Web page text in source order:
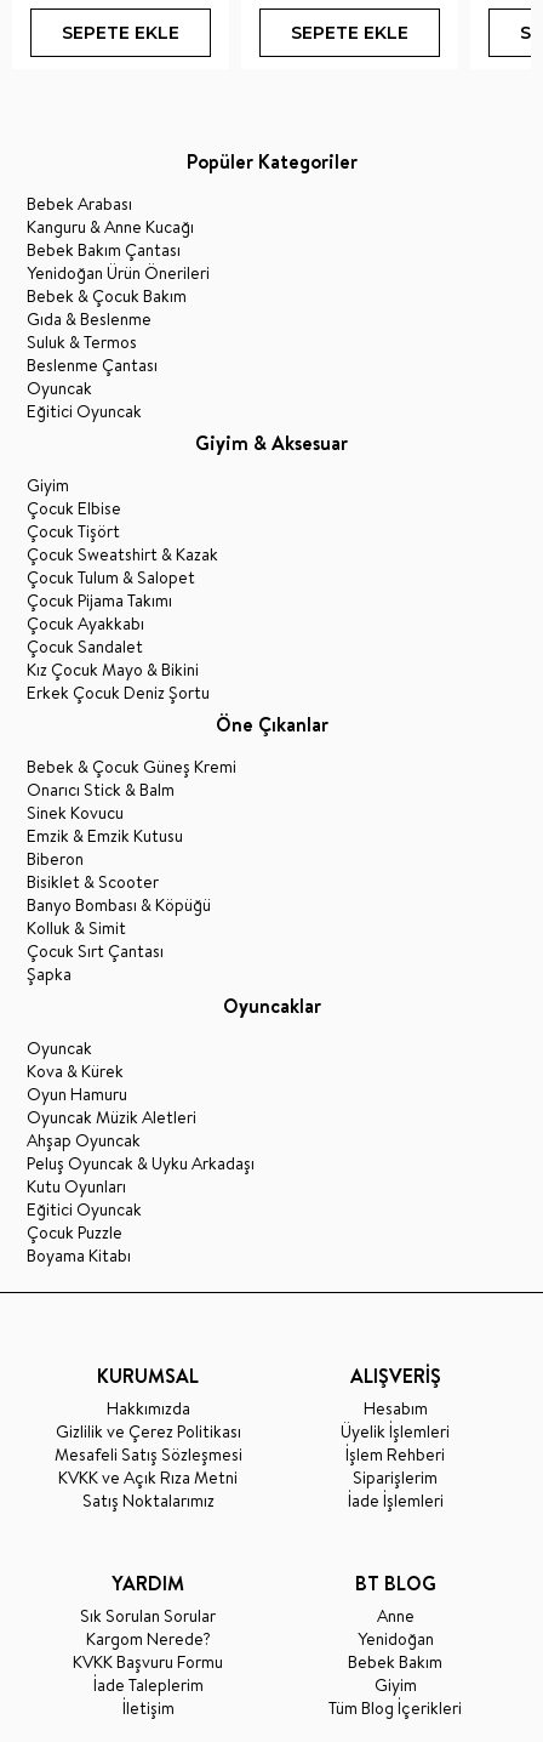
SEPETE EKLE
SEPETE EKLE
Popüler Kategoriler
Bebek Arabası
Kanguru & Anne Kucağı
Bebek Bakım Çantası
Yenidoğan Ürün Önerileri
Bebek & Çocuk Bakım
Gıda & Beslenme
Suluk & Termos
Beslenme Çantası
Oyuncak
Eğitici Oyuncak
Giyim & Aksesuar
Giyim
Çocuk Elbise
Çocuk Tişört
Çocuk Sweatshirt & Kazak
Çocuk Tulum & Salopet
Çocuk Pijama Takımı
Çocuk Ayakkabı
Çocuk Sandalet
Kız Çocuk Mayo & Bikini
Erkek Çocuk Deniz Şortu
Öne Çıkanlar
Bebek & Çocuk Güneş Kremi
Onarıcı Stick & Balm
Sinek Kovucu
Emzik & Emzik Kutusu
Biberon
Bisiklet & Scooter
Banyo Bombası & Köpüğü
Kolluk & Simit
Çocuk Sırt Çantası
Şapka
Oyuncaklar
Oyuncak
Kova & Kürek
Oyun Hamuru
Oyuncak Müzik Aletleri
Ahşap Oyuncak
Peluş Oyuncak & Uyku Arkadaşı
Kutu Oyunları
Eğitici Oyuncak
Çocuk Puzzle
Boyama Kitabı
KURUMSAL
Hakkımızda
Gizlilik ve Çerez Politikası
Mesafeli Satış Sözleşmesi
KVKK ve Açık Rıza Metni
Satış Noktalarımız
ALIŞVERİŞ
Hesabım
Üyelik İşlemleri
İşlem Rehberi
Siparişlerim
İade İşlemleri
YARDIM
Sık Sorulan Sorular
Kargom Nerede?
KVKK Başvuru Formu
İade Taleplerim
İletişim
BT BLOG
Anne
Yenidoğan
Bebek Bakım
Giyim
Tüm Blog İçerikleri